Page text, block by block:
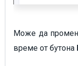
Може да
време от бутона